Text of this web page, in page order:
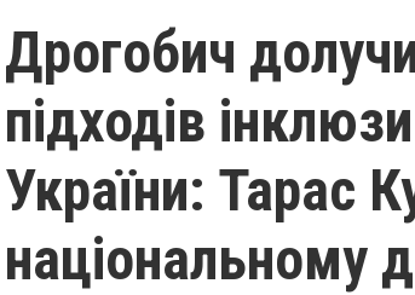
Дрогобич
підходів
України: Тарас
національному